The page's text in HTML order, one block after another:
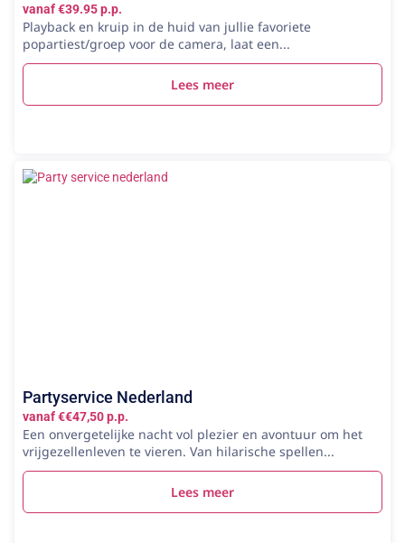
vanaf €39.95 p.p.
Playback en kruip in de huid van jullie favoriete
popartiest/groep voor de camera, laat een...
Lees meer
Partyservice Nederland
vanaf €€47,50 p.p.
Een onvergetelijke nacht vol plezier en avontuur om het
vrijgezellenleven te vieren. Van hilarische spellen...
Lees meer